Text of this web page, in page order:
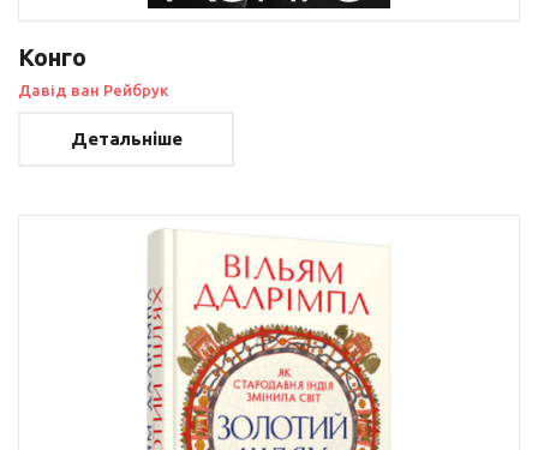
Конго
Давід ван Рейбрук
Детальніше